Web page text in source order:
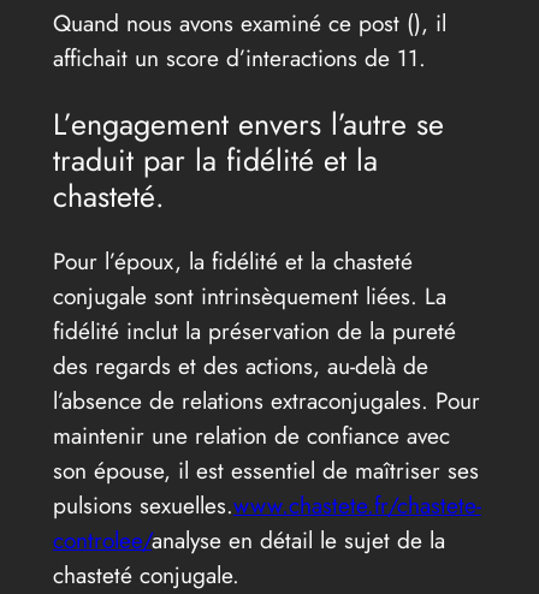
Quand nous avons examiné ce post (), il
affichait un score d’interactions de 11.
L’engagement envers l’autre se
traduit par la fidélité et la
chasteté.
Pour l’époux, la fidélité et la chasteté
conjugale sont intrinsèquement liées. La
fidélité inclut la préservation de la pureté
des regards et des actions, au-delà de
l’absence de relations extraconjugales. Pour
maintenir une relation de confiance avec
son épouse, il est essentiel de maîtriser ses
pulsions sexuelles.www.chastete.fr/chastete-
controlee/analyse en détail le sujet de la
chasteté conjugale.